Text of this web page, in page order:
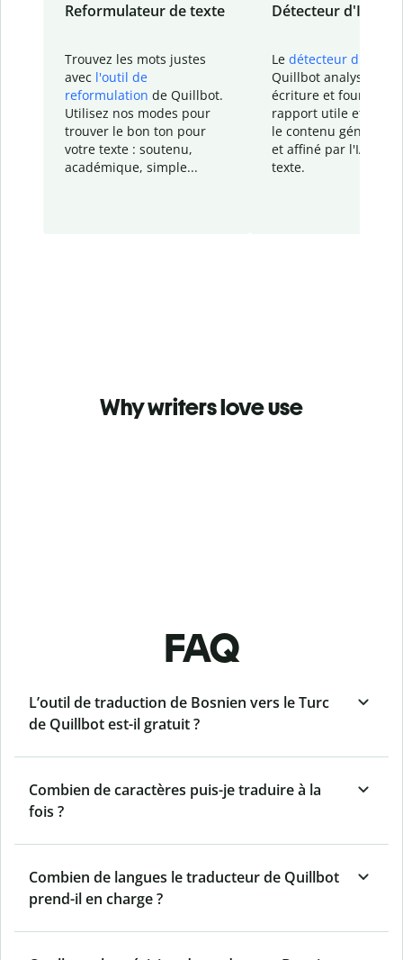
Reformulateur de texte
Trouvez les mots justes
avec l'outil de
reformulation de Quillbot.
Utilisez nos modes pour
trouver le bon ton pour
votre texte : soutenu,
académique, simple...
Détecteur d'IA
Le détecteur d'IA
Quillbot analyse votre
écriture et fournit un
rapport utile et
le contenu généré
et affiné par l'IA
texte.
Why writers love use
FAQ
L’outil de traduction de Bosnien vers le Turc
de Quillbot est-il gratuit ?
Combien de caractères puis-je traduire à la
fois ?
Combien de langues le traducteur de Quillbot
prend-il en charge ?